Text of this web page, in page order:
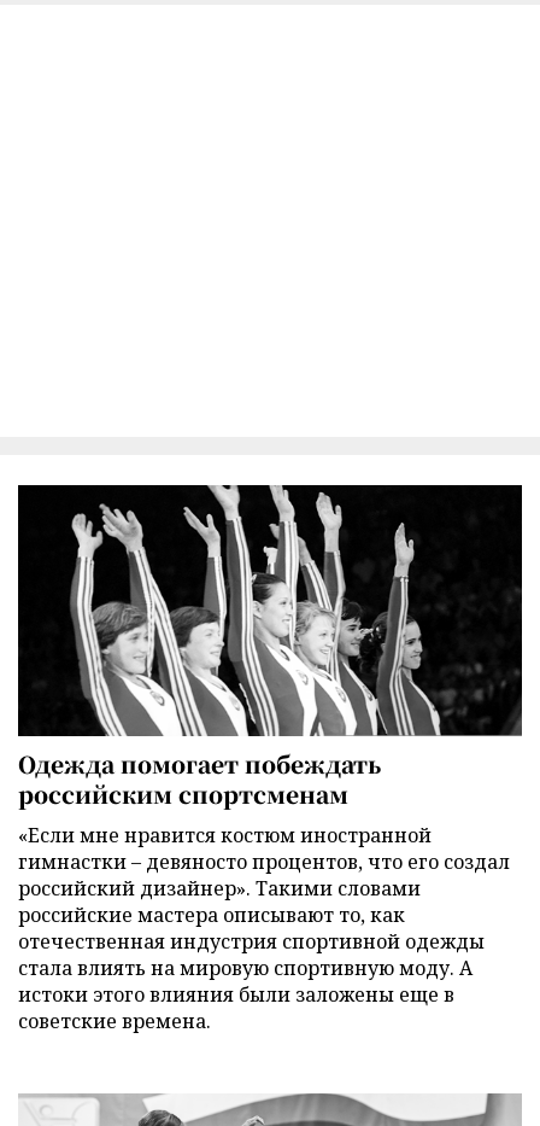
Одежда помогает побеждать
российским спортсменам
«Если мне нравится костюм иностранной
гимнастки – девяносто процентов, что его создал
российский дизайнер». Такими словами
российские мастера описывают то, как
отечественная индустрия спортивной одежды
стала влиять на мировую спортивную моду. А
истоки этого влияния были заложены еще в
советские времена.